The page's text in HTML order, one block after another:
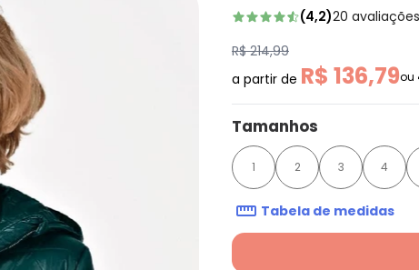
(4,2)20 avaliações
R$ 214,99
a partir de R$ 136,79ou
Tamanhos
1 2 3 4
Tabela de medidas